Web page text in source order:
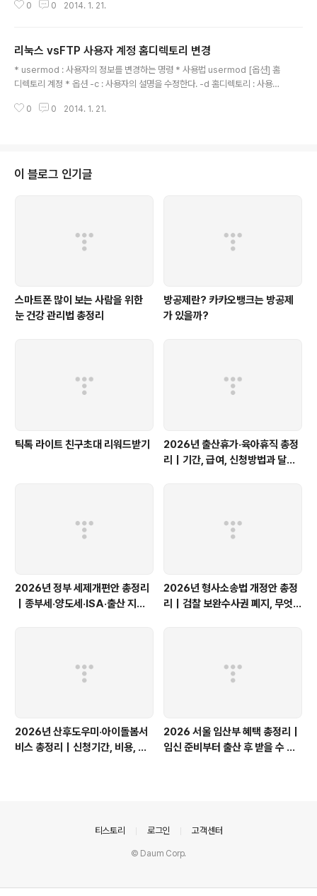
t site) Postfix Configuration : server.com mail.server.com localho
(기본값) 메일 폴더 설정sudo postconf -e 'home_mailbox = Maild..
0 0 2014. 1. 21.
리눅스 vsFTP 사용자 계정 홈디렉토리 변경
* usermod : 사용자의 정보를 변경하는 명령 * 사용법 usermod [옵션] 홈
디렉토리 계정 * 옵션 -c : 사용자의 설명을 수정한다. -d 홈디렉토리 : 사용자
용자의 로그인 셀을 변경한다. * test 사용자의 홈 디렉토리 변경하기 # user
urej.com/tblog/textyle/51921 ]
0 0 2014. 1. 21.
이 블로그 인기글
스마트폰 많이 보는 사람을 위한
눈 건강 관리법 총정리
방공제란? 카카오뱅크는 방공제
가 있을까?
틱톡 라이트 친구초대 리워드받기
2026년 출산휴가·육아휴직 총정
리｜기간, 급여, 신청방법과 달라
2026년 정부 세제개편안 총정리
｜종부세·양도세·ISA·출산 지원,
2026년 형사소송법 개정안 총정
리｜검찰 보완수사권 폐지, 무엇이
2026년 산후도우미·아이돌봄서
비스 총정리｜신청기간, 비용, 소
2026 서울 임산부 혜택 총정리｜
임신 준비부터 출산 후 받을 수 있
티스토리 로그인 고객센터
© Daum Corp.